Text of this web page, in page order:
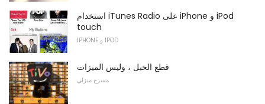
استخدام iTunes Radio على iPhone و iPod
touch
IPHONE و IPOD
قطع الحبل ، وليس الميزات
مسرح منزلي